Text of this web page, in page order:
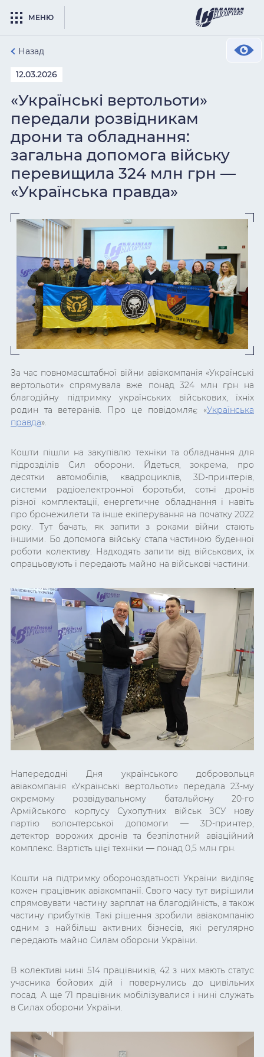
МЕНЮ
Назад
12.03.2026
«Українські вертольоти»
передали розвідникам
дрони та обладнання:
загальна допомога війську
перевищила 324 млн грн —
«Українська правда»
За час повномасштабної війни авіакомпанія «Українські
вертольоти» спрямувала вже понад 324 млн грн на
благодійну підтримку українських військових, їхніх
родин та ветеранів. Про це повідомляє «Українська
правда».
Кошти пішли на закупівлю техніки та обладнання для
підрозділів Сил оборони. Йдеться, зокрема, про
десятки автомобілів, квадроциклів, 3D-принтерів,
системи радіоелектронної боротьби, сотні дронів
різної комплектації, енергетичне обладнання і навіть
про бронежилети та інше екіперування на початку 2022
року. Тут бачать, як запити з роками війни стають
іншими. Бо допомога війську стала частиною буденної
роботи колективу. Надходять запити від військових, їх
опрацьовують і передають майно на військові частини.
Напередодні Дня українського добровольця
авіакомпанія «Українські вертольоти» передала 23-му
окремому розвідувальному батальйону 20-го
Армійського корпусу Сухопутних військ ЗСУ нову
партію волонтерської допомоги — 3D-принтер,
детектор ворожих дронів та безпілотний авіаційний
комплекс. Вартість цієї техніки — понад 0,5 млн грн.
Кошти на підтримку обороноздатності України виділяє
кожен працівник авіакомпанії. Свого часу тут вирішили
спрямовувати частину зарплат на благодійність, а також
частину прибутків. Такі рішення зробили авіакомпанію
одним з найбільш активних бізнесів, які регулярно
передають майно Силам оборони України.
В колективі нині 514 працівників, 42 з них мають статус
учасника бойових дій і повернулись до цивільних
посад. А ще 71 працівник мобілізувалися і нині служать
в Силах оборони України.